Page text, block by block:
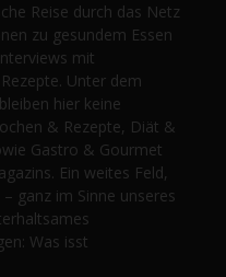
Reise durch das Netz
zu gesundem Essen
mit
Unter dem
hier keine
& Rezepte, Diät &
Gastro & Gourmet
Ein weites Feld,
ganz im Sinne unseres
Was isst